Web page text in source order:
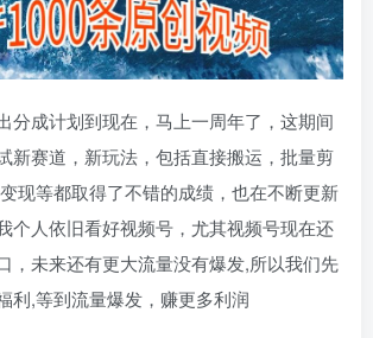
分成计划到现在，马上一周年了，这期间
新赛道，新玩法，包括直接搬运，批量剪
现等都取得了不错的成绩，也在不断更新
个人依旧看好视频号，尤其视频号现在还
，未来还有更大流量没有爆发,所以我们先
利,等到流量爆发，赚更多利润